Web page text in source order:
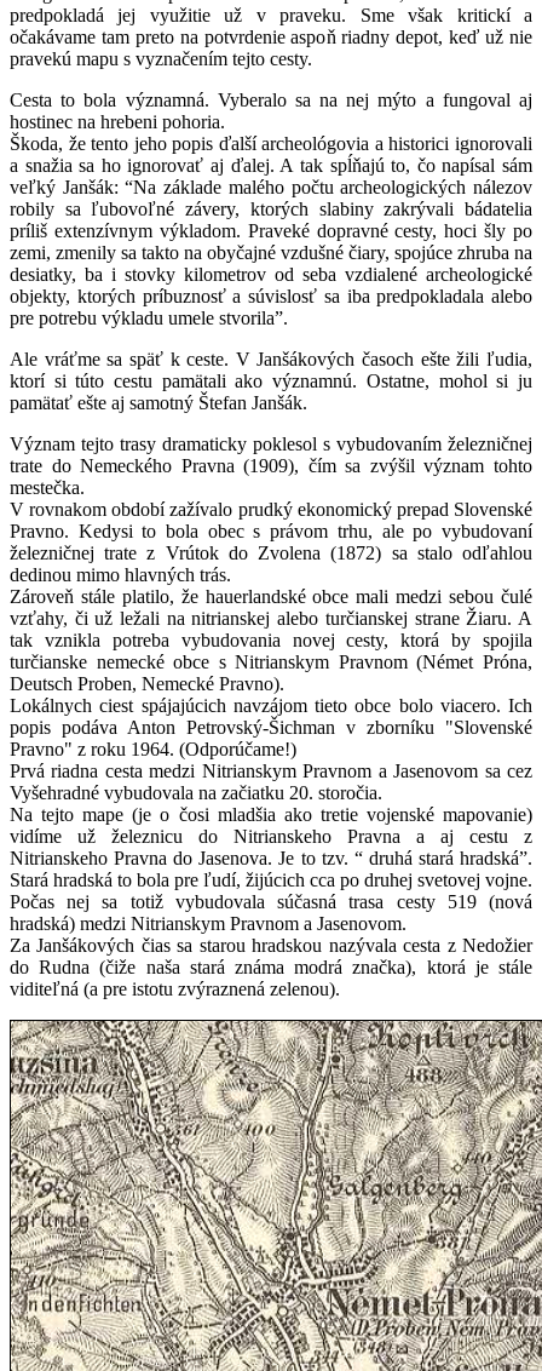
predpokladá jej využitie už v praveku. Sme však kritickí a
očakávame tam preto na potvrdenie aspoň riadny depot, keď už nie
pravekú mapu s vyznačením tejto cesty.
Cesta to bola významná. Vyberalo sa na nej mýto a fungoval aj
hostinec na hrebeni pohoria.
Škoda, že tento jeho popis ďalší archeológovia a historici ignorovali
a snažia sa ho ignorovať aj ďalej. A tak spĺňajú to, čo napísal sám
veľký Janšák: “Na základe malého počtu archeologických nálezov
robily sa ľubovoľné závery, ktorých slabiny zakrývali bádatelia
príliš extenzívnym výkladom. Praveké dopravné cesty, hoci šly po
zemi, zmenily sa takto na obyčajné vzdušné čiary, spojúce zhruba na
desiatky, ba i stovky kilometrov od seba vzdialené archeologické
objekty, ktorých príbuznosť a súvislosť sa iba predpokladala alebo
pre potrebu výkladu umele stvorila”.
Ale vráťme sa späť k ceste. V Janšákových časoch ešte žili ľudia,
ktorí si túto cestu pamätali ako významnú. Ostatne, mohol si ju
pamätať ešte aj samotný Štefan Janšák.
Význam tejto trasy dramaticky poklesol s vybudovaním železničnej
trate do Nemeckého Pravna (1909), čím sa zvýšil význam tohto
mestečka.
V rovnakom období zažívalo prudký ekonomický prepad Slovenské
Pravno. Kedysi to bola obec s právom trhu, ale po vybudovaní
železničnej trate z Vrútok do Zvolena (1872) sa stalo odľahlou
dedinou mimo hlavných trás.
Zároveň stále platilo, že hauerlandské obce mali medzi sebou čulé
vzťahy, či už ležali na nitrianskej alebo turčianskej strane Žiaru. A
tak vznikla potreba vybudovania novej cesty, ktorá by spojila
turčianske nemecké obce s Nitrianskym Pravnom (Német Próna,
Deutsch Proben, Nemecké Pravno).
Lokálnych ciest spájajúcich navzájom tieto obce bolo viacero. Ich
popis podáva Anton Petrovský-Šichman v zborníku "Slovenské
Pravno" z roku 1964. (Odporúčame!)
Prvá riadna cesta medzi Nitrianskym Pravnom a Jasenovom sa cez
Vyšehradné vybudovala na začiatku 20. storočia.
Na tejto mape (je o čosi mladšia ako tretie vojenské mapovanie)
vidíme už železnicu do Nitrianskeho Pravna a aj cestu z
Nitrianskeho Pravna do Jasenova. Je to tzv. “ druhá stará hradská”.
Stará hradská to bola pre ľudí, žijúcich cca po druhej svetovej vojne.
Počas nej sa totiž vybudovala súčasná trasa cesty 519 (nová
hradská) medzi Nitrianskym Pravnom a Jasenovom.
Za Janšákových čias sa starou hradskou nazývala cesta z Nedožier
do Rudna (čiže naša stará známa modrá značka), ktorá je stále
viditeľná (a pre istotu zvýraznená zelenou).